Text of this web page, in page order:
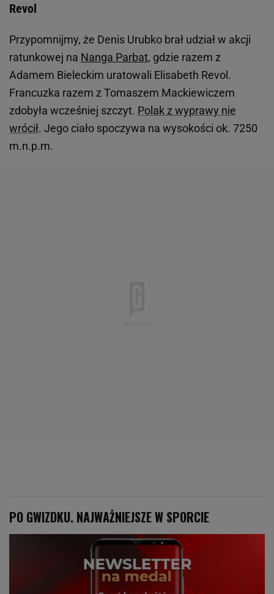
Revol
Przypomnijmy, że Denis Urubko brał udział w akcji
ratunkowej na Nanga Parbat, gdzie razem z
Adamem Bieleckim uratowali Elisabeth Revol.
Francuzka razem z Tomaszem Mackiewiczem
zdobyła wcześniej szczyt. Polak z wyprawy nie
wrócił. Jego ciało spoczywa na wysokości ok. 7250
m.n.p.m.